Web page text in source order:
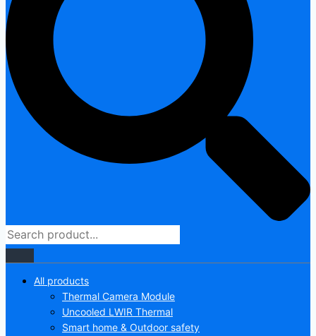
All products
Thermal Camera Module
Uncooled LWIR Thermal
Smart home & Outdoor safety